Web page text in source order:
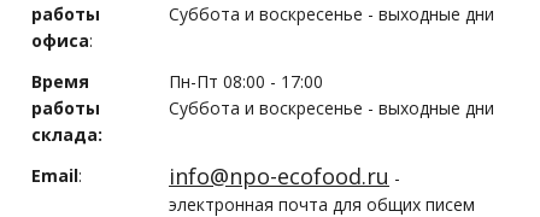
работы
офиса:
Cуббота и воскресенье - выходные дни
Время
работы
склада:
Пн-Пт 08:00 - 17:00
Суббота и воскресенье - выходные дни
Email: info@npo-ecofood.ru -
электронная почта для общих писем